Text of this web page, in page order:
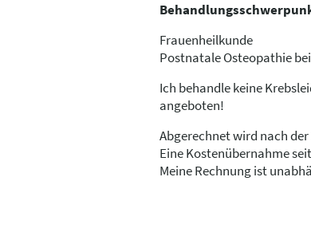
Frauenheilkunde
Postnatale Osteopathie
Ich behandle keine
angeboten!
Abgerechnet wird nach
Eine Kostenübernahme
Meine Rechnung ist